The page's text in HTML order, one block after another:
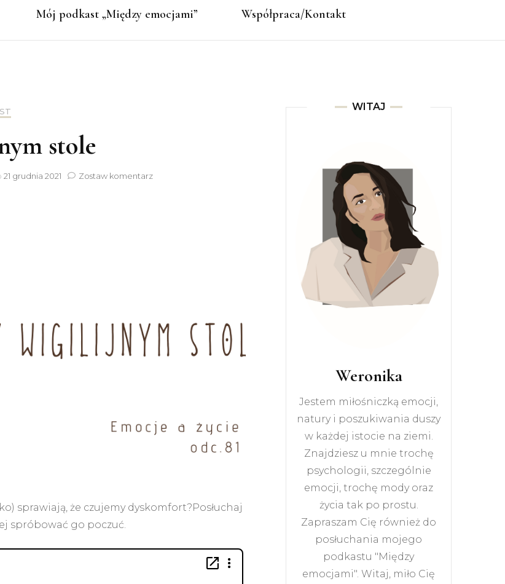
Mój podkast „Między emocjami” Współpraca/Kontakt
stole
21 grudnia 2021 Zostaw komentarzdo
sprawiają, że czujemy dyskomfort?Posłuchaj
spróbować go poczuć.
WITAJ
Weronika
Jestem miłośniczką emocji,
natury i poszukiwania duszy
w każdej istocie na ziemi.
Znajdziesz u mnie trochę
psychologii, szczególnie
emocji, trochę mody oraz
życia tak po prostu.
Zapraszam Cię również do
posłuchania mojego
podkastu "Między
emocjami". Witaj, miło Cię